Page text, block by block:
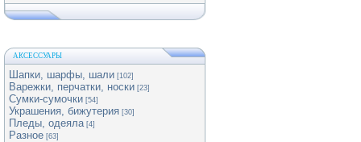
АКСЕССУАРЫ
Шапки, шарфы, шали [102]
Варежки, перчатки, носки [23]
Сумки-сумочки [54]
Украшения, бижутерия [30]
Пледы, одеяла [4]
Разное [63]